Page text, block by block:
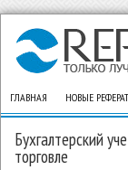
ГЛАВНАЯ НОВЫЕ
Бухгалтерский
торговле